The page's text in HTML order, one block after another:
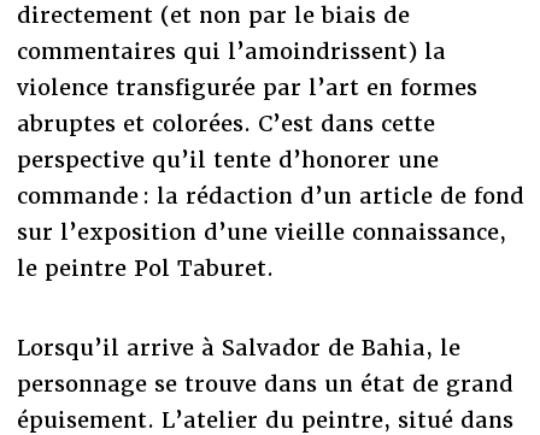
directement (et non par le biais de
commentaires qui l’amoindrissent) la
violence transfigurée par l’art en formes
abruptes et colorées. C’est dans cette
perspective qu’il tente d’honorer une
commande : la rédaction d’un article de fond
sur l’exposition d’une vieille connaissance,
le peintre Pol Taburet.
Lorsqu’il arrive à Salvador de Bahia, le
personnage se trouve dans un état de grand
épuisement. L’atelier du peintre, situé dans